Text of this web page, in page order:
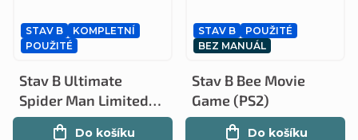
STAV B
KOMPLETNÍ
POUŽITÉ
Stav B Ultimate
Spider Man Limited
Edition kompletní
Do košíku
STAV B
POUŽITÉ
BEZ MANUÁL
Stav B Bee Movie
Game (PS2)
Do košíku